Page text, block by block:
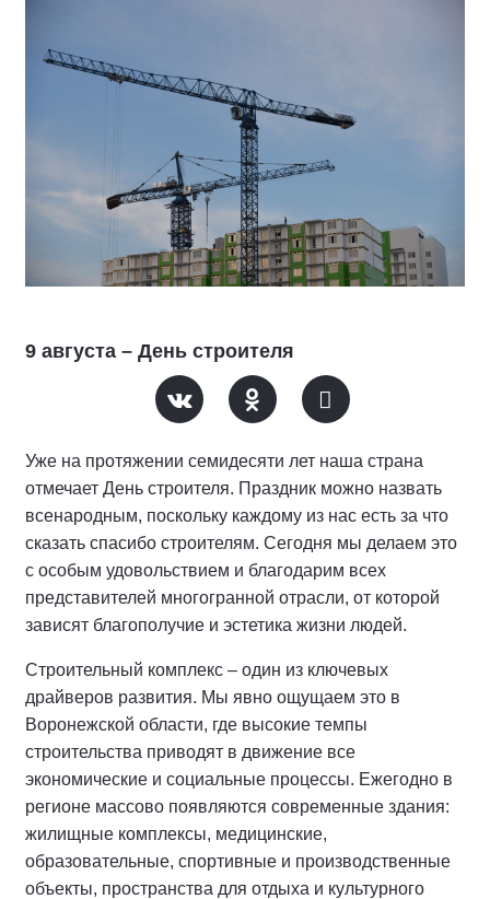
9 августа – День строителя
Уже на протяжении семидесяти лет наша страна
отмечает День строителя. Праздник можно назвать
всенародным, поскольку каждому из нас есть за что
сказать спасибо строителям. Сегодня мы делаем это
с особым удовольствием и благодарим всех
представителей многогранной отрасли, от которой
зависят благополучие и эстетика жизни людей.
Строительный комплекс – один из ключевых
драйверов развития. Мы явно ощущаем это в
Воронежской области, где высокие темпы
строительства приводят в движение все
экономические и социальные процессы. Ежегодно в
регионе массово появляются современные здания:
жилищные комплексы, медицинские,
образовательные, спортивные и производственные
объекты, пространства для отдыха и культурного